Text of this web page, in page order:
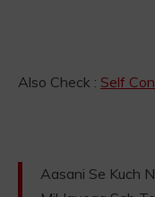
Also Check : Self
Aasani Se Kuch